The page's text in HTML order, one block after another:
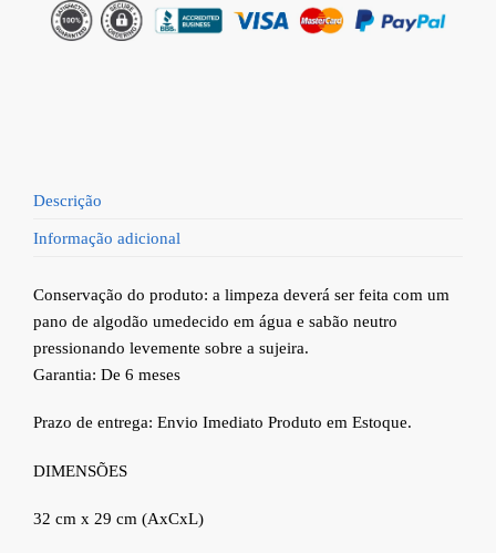
Descrição
Informação adicional
Conservação do produto: a limpeza deverá ser feita com um
pano de algodão umedecido em água e sabão neutro
pressionando levemente sobre a sujeira.
Garantia: De 6 meses
Prazo de entrega: Envio Imediato Produto em Estoque.
DIMENSÕES
32 cm x 29 cm (AxCxL)